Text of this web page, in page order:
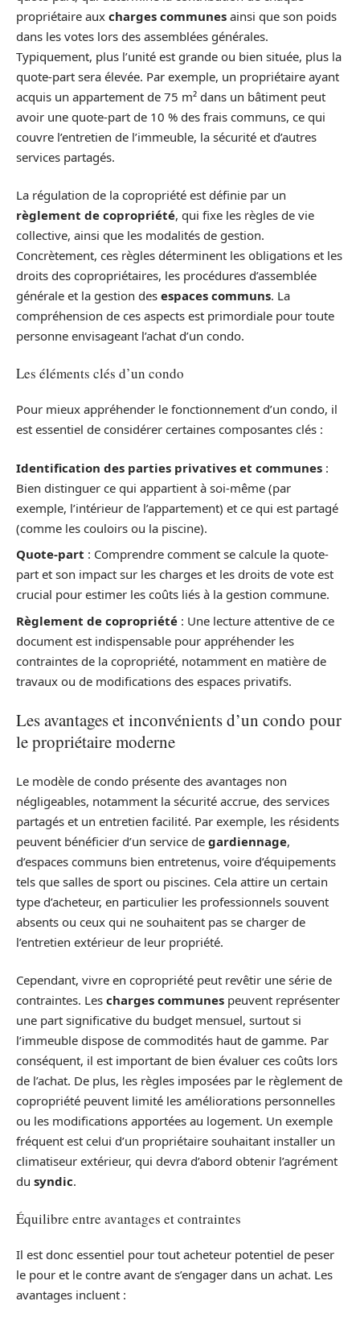
propriétaire aux charges communes ainsi que son poids
dans les votes lors des assemblées générales.
Typiquement, plus l’unité est grande ou bien située, plus la
quote-part sera élevée. Par exemple, un propriétaire ayant
acquis un appartement de 75 m² dans un bâtiment peut
avoir une quote-part de 10 % des frais communs, ce qui
couvre l’entretien de l’immeuble, la sécurité et d’autres
services partagés.
La régulation de la copropriété est définie par un
règlement de copropriété, qui fixe les règles de vie
collective, ainsi que les modalités de gestion.
Concrètement, ces règles déterminent les obligations et les
droits des copropriétaires, les procédures d’assemblée
générale et la gestion des espaces communs. La
compréhension de ces aspects est primordiale pour toute
personne envisageant l’achat d’un condo.
Les éléments clés d’un condo
Pour mieux appréhender le fonctionnement d’un condo, il
est essentiel de considérer certaines composantes clés :
Identification des parties privatives et communes :
Bien distinguer ce qui appartient à soi-même (par
exemple, l’intérieur de l’appartement) et ce qui est partagé
(comme les couloirs ou la piscine).
Quote-part : Comprendre comment se calcule la quote-
part et son impact sur les charges et les droits de vote est
crucial pour estimer les coûts liés à la gestion commune.
Règlement de copropriété : Une lecture attentive de ce
document est indispensable pour appréhender les
contraintes de la copropriété, notamment en matière de
travaux ou de modifications des espaces privatifs.
Les avantages et inconvénients d’un condo pour
le propriétaire moderne
Le modèle de condo présente des avantages non
négligeables, notamment la sécurité accrue, des services
partagés et un entretien facilité. Par exemple, les résidents
peuvent bénéficier d’un service de gardiennage,
d’espaces communs bien entretenus, voire d’équipements
tels que salles de sport ou piscines. Cela attire un certain
type d’acheteur, en particulier les professionnels souvent
absents ou ceux qui ne souhaitent pas se charger de
l’entretien extérieur de leur propriété.
Cependant, vivre en copropriété peut revêtir une série de
contraintes. Les charges communes peuvent représenter
une part significative du budget mensuel, surtout si
l’immeuble dispose de commodités haut de gamme. Par
conséquent, il est important de bien évaluer ces coûts lors
de l’achat. De plus, les règles imposées par le règlement de
copropriété peuvent limité les améliorations personnelles
ou les modifications apportées au logement. Un exemple
fréquent est celui d’un propriétaire souhaitant installer un
climatiseur extérieur, qui devra d’abord obtenir l’agrément
du syndic.
Équilibre entre avantages et contraintes
Il est donc essentiel pour tout acheteur potentiel de peser
le pour et le contre avant de s’engager dans un achat. Les
avantages incluent :